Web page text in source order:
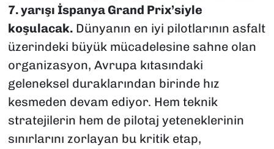
7. yarışı İspanya Grand Prix’siyle
koşulacak.Dünyanın en iyi pilotlarının asfalt
üzerindeki büyük mücadelesine sahne olan
organizasyon, Avrupa kıtasındaki
geleneksel duraklarından birinde hız
kesmeden devam ediyor. Hem teknik
stratejilerin hem de pilotaj yeteneklerinin
sınırlarını zorlayan bu kritik etap,